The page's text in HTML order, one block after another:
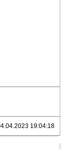
19:04:18